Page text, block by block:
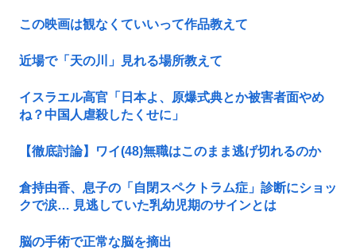
この映画は観なくていいって作品教えて
近場で「天の川」見れる場所教えて
イスラエル高官「日本よ、原爆式典とか被害者面やめ
ね？中国人虐殺したくせに」
【徹底討論】ワイ(48)無職はこのまま逃げ切れるのか
倉持由香、息子の「自閉スペクトラム症」診断にショッ
クで涙… 見逃していた乳幼児期のサインとは
脳の手術で正常な脳を摘出